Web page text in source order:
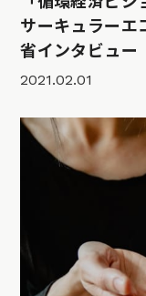
サーキュラーエ
省インタビュー
2021.02.01